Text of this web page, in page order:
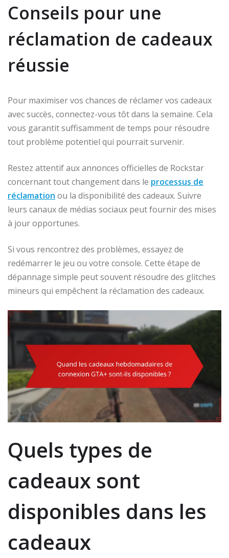
Conseils pour une
réclamation de cadeaux
réussie
Pour maximiser vos chances de réclamer vos cadeaux
avec succès, connectez-vous tôt dans la semaine. Cela
vous garantit suffisamment de temps pour résoudre
tout problème potentiel qui pourrait survenir.
Restez attentif aux annonces officielles de Rockstar
concernant tout changement dans le processus de
réclamation ou la disponibilité des cadeaux. Suivre
leurs canaux de médias sociaux peut fournir des mises
à jour opportunes.
Si vous rencontrez des problèmes, essayez de
redémarrer le jeu ou votre console. Cette étape de
dépannage simple peut souvent résoudre des glitches
mineurs qui empêchent la réclamation des cadeaux.
Quels types de
cadeaux sont
disponibles dans les
cadeaux